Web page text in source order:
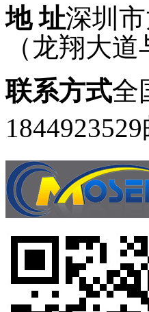
地 址深圳
（龙翔大
联系方式全
1844923529